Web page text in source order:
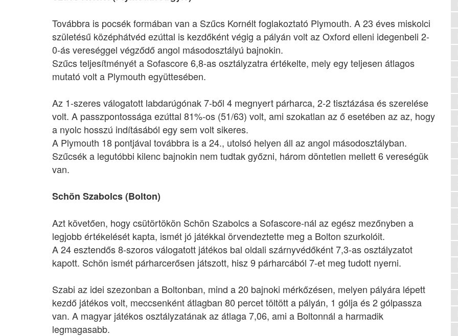
Továbbra is pocsék formában van a Szűcs Kornélt foglakoztató Plymouth. A 23 éves miskolci
születésű középhátvéd ezúttal is kezdőként végig a pályán volt az Oxford elleni idegenbeli 2-
0-ás vereséggel végződő angol másodosztályú bajnokin.
Szűcs teljesítményét a Sofascore 6,8-as osztályzatra értékelte, mely egy teljesen átlagos
mutató volt a Plymouth együttesében.
Az 1-szeres válogatott labdarúgónak 7-ből 4 megnyert párharca, 2-2 tisztázása és szerelése
volt. A passzpontossága ezúttal 81%-os (51/63) volt, ami szokatlan az ő esetében az az, hogy
a nyolc hosszú indításából egy sem volt sikeres.
A Plymouth 18 pontjával továbbra is a 24., utolsó helyen áll az angol másodosztályban.
Szűcsék a legutóbbi kilenc bajnokin nem tudtak győzni, három döntetlen mellett 6 vereségük
van.
Schön Szabolcs (Bolton)
Azt követően, hogy csütörtökön Schön Szabolcs a Sofascore-nál az egész mezőnyben a
legjobb értékelését kapta, ismét jó játékkal örvendeztette meg a Bolton szurkolóit.
A 24 esztendős 8-szoros válogatott játékos bal oldali szárnyvédőként 7,3-as osztályzatot
kapott. Schön ismét párharcerősen játszott, hisz 9 párharcából 7-et meg tudott nyerni.
Szabi az idei szezonban a Boltonban, mind a 20 bajnoki mérkőzésen, melyen pályára lépett
kezdő játékos volt, meccsenként átlagban 80 percet töltött a pályán, 1 gólja és 2 gólpassza
van. A magyar játékos osztályzatának az átlaga 7,06, ami a Boltonnál a harmadik
legmagasabb.